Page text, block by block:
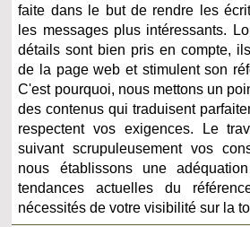
faite dans le but de rendre les
les messages plus intéressants.
détails sont bien pris en compte,
de la page web et stimulent son
C'est pourquoi, nous mettons un
des contenus qui traduisent
respectent vos exigences. Le
suivant scrupuleusement vos
nous établissons une
tendances actuelles du
nécessités de votre visibilité sur la